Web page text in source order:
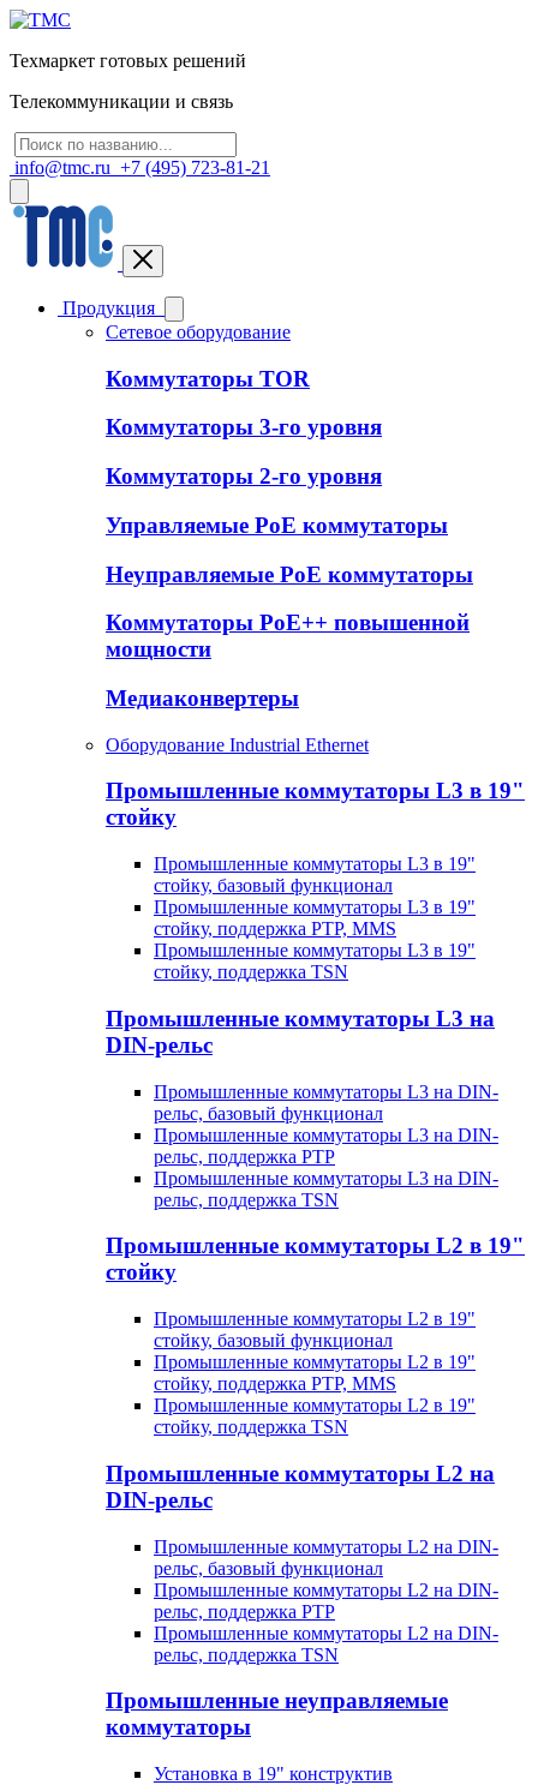
Техмаркет готовых решений
Телекоммуникации и связь
info@tmc.ru +7 (495) 723-81-21
Продукция
Сетевое оборудование
Коммутаторы TOR
Коммутаторы 3-го уровня
Коммутаторы 2-го уровня
Управляемые PoE коммутаторы
Неуправляемые PoE коммутаторы
Коммутаторы PoE++ повышенной
мощности
Медиаконвертеры
Оборудование Industrial Ethernet
Промышленные коммутаторы L3 в 19"
стойку
Промышленные коммутаторы L3 в 19"
стойку, базовый функционал
Промышленные коммутаторы L3 в 19"
стойку, поддержка PTP, MMS
Промышленные коммутаторы L3 в 19"
стойку, поддержка TSN
Промышленные коммутаторы L3 на
DIN-рельс
Промышленные коммутаторы L3 на DIN-
рельс, базовый функционал
Промышленные коммутаторы L3 на DIN-
рельс, поддержка PTP
Промышленные коммутаторы L3 на DIN-
рельс, поддержка TSN
Промышленные коммутаторы L2 в 19"
стойку
Промышленные коммутаторы L2 в 19"
стойку, базовый функционал
Промышленные коммутаторы L2 в 19"
стойку, поддержка PTP, MMS
Промышленные коммутаторы L2 в 19"
стойку, поддержка TSN
Промышленные коммутаторы L2 на
DIN-рельс
Промышленные коммутаторы L2 на DIN-
рельс, базовый функционал
Промышленные коммутаторы L2 на DIN-
рельс, поддержка PTP
Промышленные коммутаторы L2 на DIN-
рельс, поддержка TSN
Промышленные неуправляемые
коммутаторы
Установка в 19" конструктив